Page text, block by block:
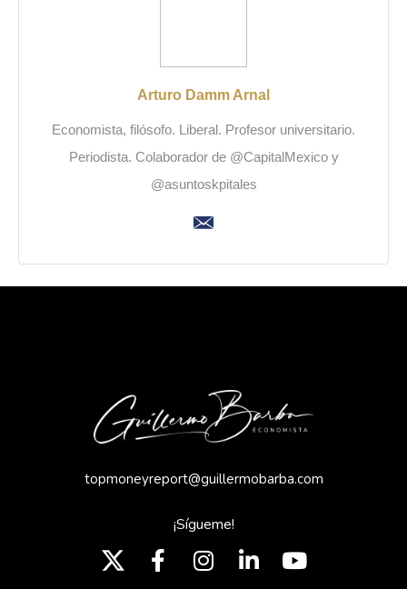
Arturo Damm Arnal
Economista, filósofo. Liberal. Profesor universitario.
Periodista. Colaborador de @CapitalMexico y
@asuntoskpitales
topmoneyreport@guillermobarba.com
¡Sígueme!